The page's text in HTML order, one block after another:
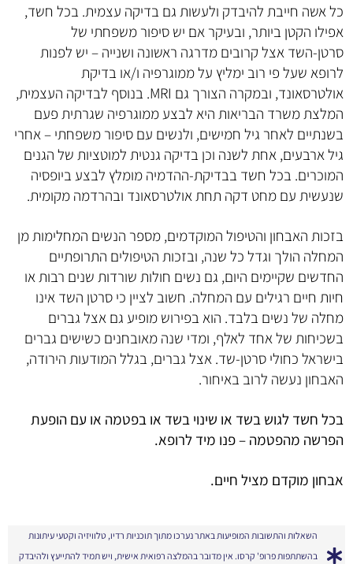
כל אשה חייבת להיבדק ולעשות גם בדיקה עצמית. בכל חשד,
אפילו הקטן ביותר, ובעיקר אם יש סיפור משפחתי של
סרטן-השד אצל קרובים מדרגה ראשונה ושנייה – יש לפנות
לרופא שעל פי רוב ימליץ על ממוגרפיה ו/או בדיקת
אולטרסאונד, ובמקרה הצורך גם MRI. בנוסף לבדיקה העצמית,
המלצת משרד הבריאות היא לבצע ממוגרפיה שגרתית פעם
בשנתיים לאחר גיל חמישים, ולנשים עם סיפור משפחתי – אחרי
גיל ארבעים, אחת לשנה וכן בדיקה גנטית למוטציות של הגנים
המוכרים. בכל חשד בבדיקת-ההדמיה מומלץ לבצע ביופסיה
שנעשית עם מחט דקה תחת אולטרסאונד ובהרדמה מקומית.
בזכות האבחון והטיפול המוקדמים, מספר הנשים המחלימות מן
המחלה הולך וגדל כל שנה, ובזכות הטיפולים התרופתיים
החדשים שקיימים היום, גם נשים חולות שורדות שנים רבות או
חיות חיים רגילים עם המחלה. חשוב לציין כי סרטן השד אינו
מחלה של נשים בלבד. הוא בפירוש מופיע גם אצל גברים
בשכיחות של אחד לאלף, ומדי שנה מאובחנים כשישים גברים
בישראל כחולי סרטן-שד. אצל גברים, בגלל המודעות הירודה,
האבחון נעשה לרוב באיחור.
בכל חשד לגוש בשד או שינוי בשד או בפטמה או עם הופעת
הפרשה מהפטמה – פנו מיד לרופא.
אבחון מוקדם מציל חיים.
השאלות והתשובות המופיעות באתר נערכו מתוך תוכניות רדיו, טלוויזיה וקטעי עיתונות
בהשתתפות פרופ' קרסו. אין מדובר בהמלצה רפואית אישית, ויש תמיד להתייעץ ולהיבדק